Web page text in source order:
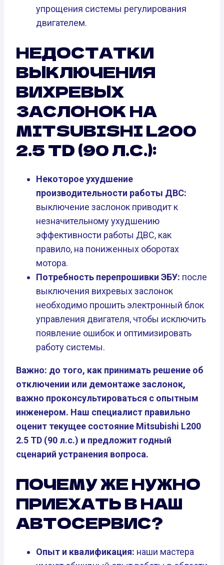
упрощения системы регулирования
двигателем.
НЕДОСТАТКИ
ВЫКЛЮЧЕНИЯ
ВИХРЕВЫХ
ЗАСЛОНОК НА
MITSUBISHI L200
2.5 TD (90 Л.С.):
Некоторое ухудшение
производительности работы ДВС:
выключение заслонок приводит к
незначительному ухудшению
эффективности работы ДВС, как
правило, на пониженных оборотах
мотора.
Потребность перепрошивки ЭБУ: после
выключения вихревых заслонок
необходимо прошить электронный блок
управления двигателя, чтобы исключить
появление ошибок и оптимизировать
работу системы.
Важно: до того, как принимать решение об
отключении или демонтаже заслонок,
важно проконсультироваться с опытным
инженером. Наш специалист правильно
оценит текущее состояние Mitsubishi L200
2.5 TD (90 л.с.) и предложит годный
сценарий устранения вопроса.
ПОЧЕМУ ЖЕ НУЖНО
ПРИЕХАТЬ В НАШ
АВТОСЕРВИС?
Опыт и квалификация: наши мастера